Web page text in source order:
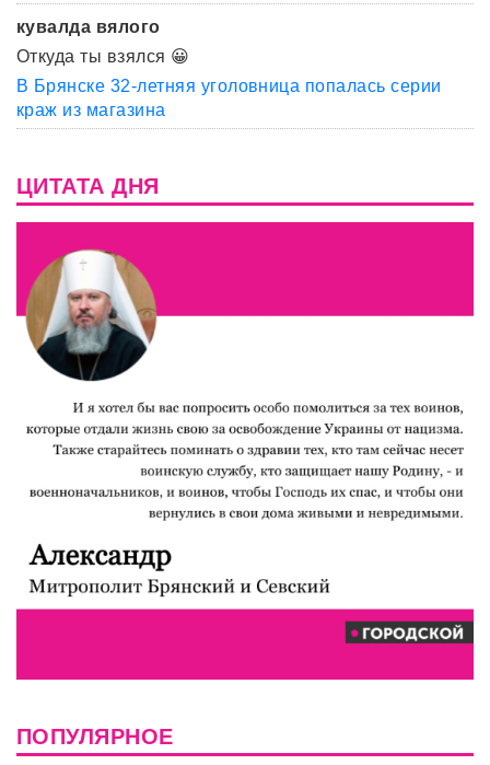
кувалда вялого
Откуда ты взялся 😀
В Брянске 32-летняя уголовница попалась серии
краж из магазина
ЦИТАТА ДНЯ
ПОПУЛЯРНОЕ